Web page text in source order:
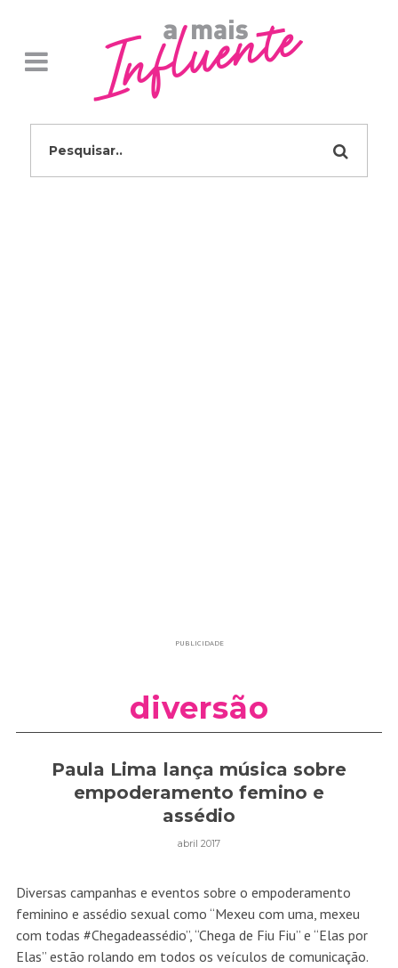
PUBLICIDADE
diversão
Paula Lima lança música sobre
empoderamento femino e
assédio
abril 2017
Diversas campanhas e eventos sobre o empoderamento
feminino e assédio sexual como “Mexeu com uma, mexeu
com todas #Chegadeassédio”, “Chega de Fiu Fiu” e “Elas por
Elas” estão rolando em todos os veículos de comunicação.